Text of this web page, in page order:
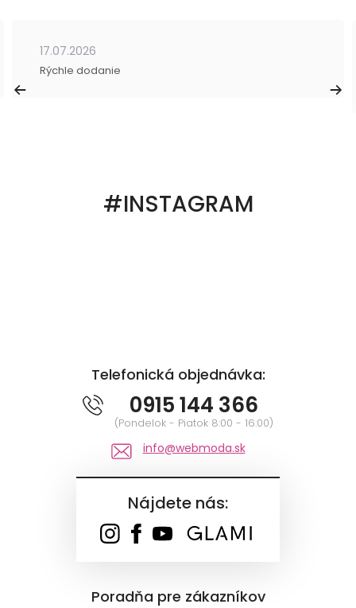
17.07.2026
Rýchle dodanie
#INSTAGRAM
Telefonická objednávka:
0915 144 366
(Pondelok - Piatok 8:00 - 16:00)
info@webmoda.sk
Nájdete nás:
Poradňa pre zákazníkov